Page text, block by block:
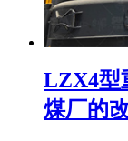
LZX4型
煤厂的